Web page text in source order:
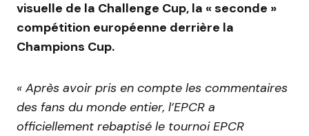
visuelle de la Challenge Cup, la « seconde »
compétition européenne derrière la
Champions Cup.
« Après avoir pris en compte les commentaires
des fans du monde entier, l’EPCR a
officiellement rebaptisé le tournoi EPCR